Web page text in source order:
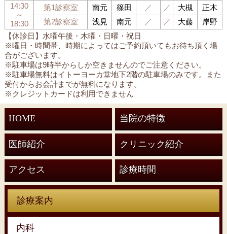
【休診日】水曜午後・木曜・日曜・祝日
※曜日・時間帯、時期によってはご予約頂いてもお待ち頂く場
合がございます。
※駐車場は9時半からしか空きませんのでご注意ください。
※駐車場無料はイトーヨーカ堂地下2階の駐車場のみです。また
受付からお会計までが無料になります。
※クレジットカードは利用できません
14:30
～
18:30
第1診察室 南元 篠田 ／ ／ 大槻
正木
第2診察室
浅見 南元 ／ ／ 大藤 岸野
HOME 当院の特徴
医師紹介 クリニック紹介
アクセス 診療時間
診療案内
内科